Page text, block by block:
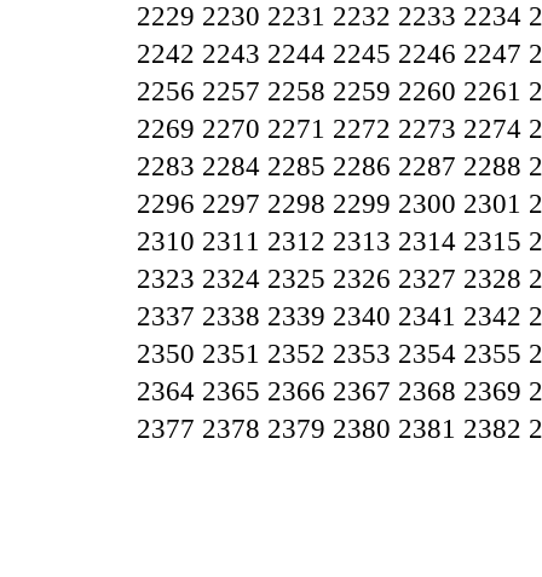
2229 2230 2231 2232 2233 2234
2242 2243 2244 2245 2246 2247
2256 2257 2258 2259 2260 2261
2269 2270 2271 2272 2273 2274
2283 2284 2285 2286 2287 2288
2296 2297 2298 2299 2300 2301
2310 2311 2312 2313 2314 2315
2323 2324 2325 2326 2327 2328
2337 2338 2339 2340 2341 2342
2350 2351 2352 2353 2354 2355
2364 2365 2366 2367 2368 2369
2377 2378 2379 2380 2381 2382